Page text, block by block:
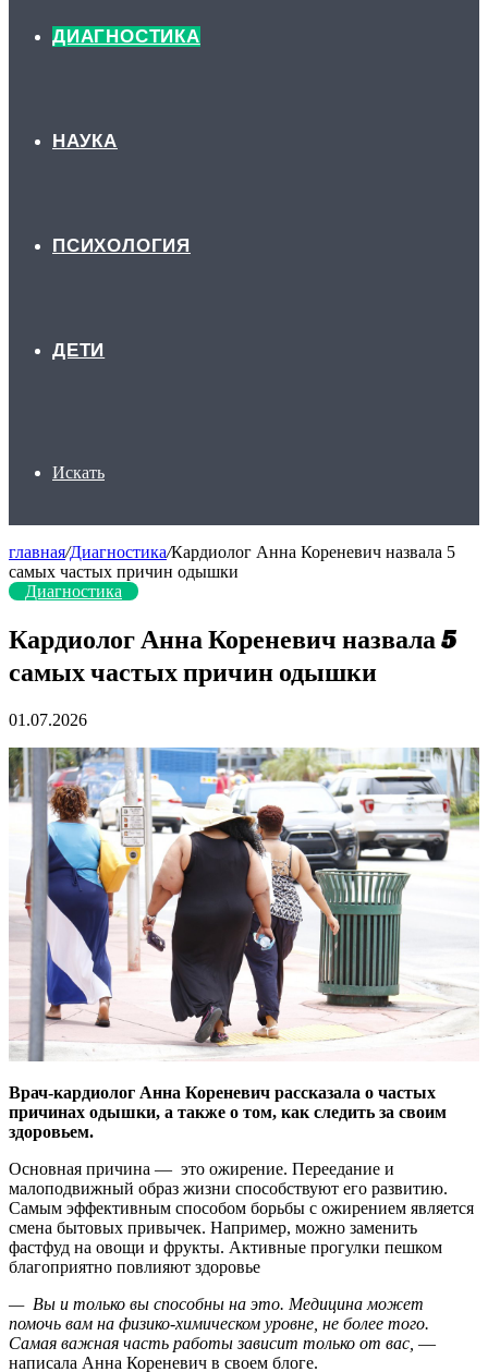
ДИАГНОСТИКА
НАУКА
ПСИХОЛОГИЯ
ДЕТИ
Искать
главная/Диагностика/Кардиолог Анна Кореневич назвала 5
самых частых причин одышки
Диагностика
Кардиолог Анна Кореневич назвала 5
самых частых причин одышки
01.07.2026
Врач-кардиолог Анна Кореневич рассказала о частых
причинах одышки, а также о том, как следить за своим
здоровьем.
Основная причина — это ожирение. Переедание и
малоподвижный образ жизни способствуют его развитию.
Самым эффективным способом борьбы с ожирением является
смена бытовых привычек. Например, можно заменить
фастфуд на овощи и фрукты. Активные прогулки пешком
благоприятно повлияют здоровье
— Вы и только вы способны на это. Медицина может
помочь вам на физико-химическом уровне, не более того.
Самая важная часть работы зависит только от вас, —
написала Анна Кореневич в своем блоге.